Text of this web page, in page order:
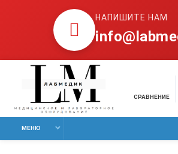
НАПИШИТЕ НАМ
СРАВНЕНИЕ
МЕНЮ